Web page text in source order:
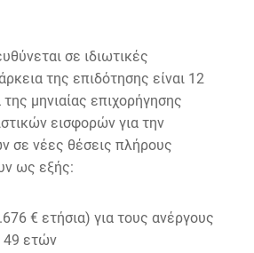
σε ιδιωτικές
της επιδότησης είναι 12
μηνιαίας επιχορήγησης
εισφορών για την
σε νέες θέσεις πλήρους
ως εξής:
€ ετήσια) για τους ανέργους
49 ετών